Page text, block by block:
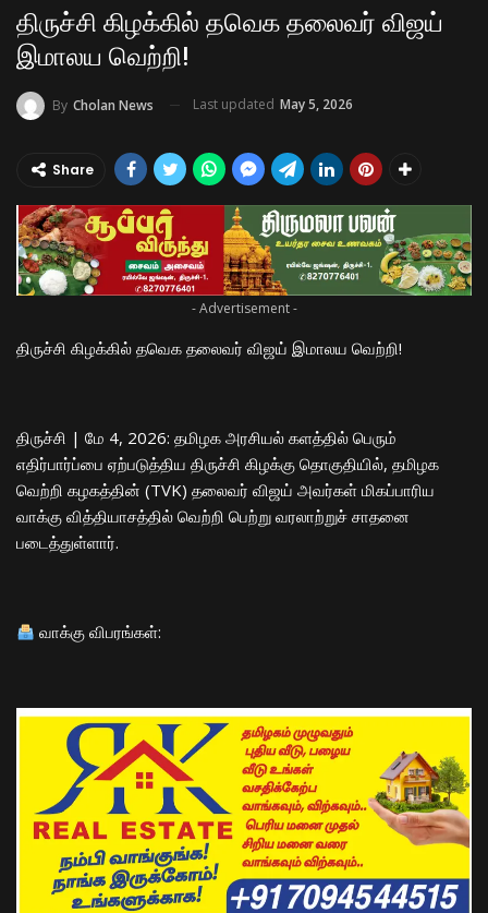
திருச்சி கிழக்கில் தவெக தலைவர் விஜய்
இமாலய வெற்றி!
By Cholan News Last updated May 5, 2026
Share
- Advertisement -
திருச்சி கிழக்கில் தவெக தலைவர் விஜய் இமாலய வெற்றி!
​திருச்சி | மே 4, 2026: தமிழக அரசியல் களத்தில் பெரும்
எதிர்பார்ப்பை ஏற்படுத்திய திருச்சி கிழக்கு தொகுதியில், தமிழக
வெற்றி கழகத்தின் (TVK) தலைவர் விஜய் அவர்கள் மிகப்பாரிய
வாக்கு வித்தியாசத்தில் வெற்றி பெற்று வரலாற்றுச் சாதனை
படைத்துள்ளார்.
வாக்கு விபரங்கள்: